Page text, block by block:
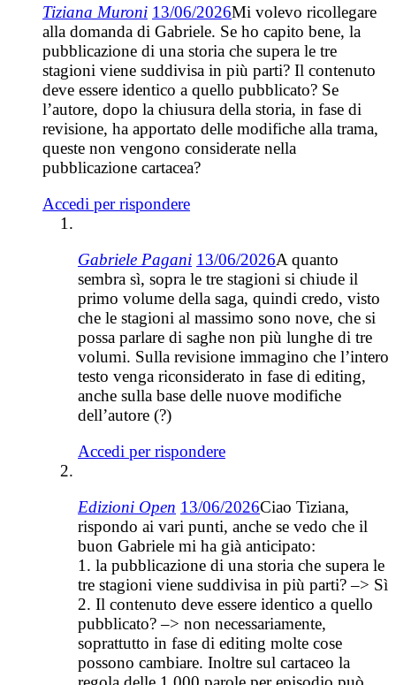
Tiziana Muroni 13/06/2026Mi volevo ricollegare
alla domanda di Gabriele. Se ho capito bene, la
pubblicazione di una storia che supera le tre
stagioni viene suddivisa in più parti? Il contenuto
deve essere identico a quello pubblicato? Se
l’autore, dopo la chiusura della storia, in fase di
revisione, ha apportato delle modifiche alla trama,
queste non vengono considerate nella
pubblicazione cartacea?
Accedi per rispondere
Gabriele Pagani 13/06/2026A quanto
sembra sì, sopra le tre stagioni si chiude il
primo volume della saga, quindi credo, visto
che le stagioni al massimo sono nove, che si
possa parlare di saghe non più lunghe di tre
volumi. Sulla revisione immagino che l’intero
testo venga riconsiderato in fase di editing,
anche sulla base delle nuove modifiche
dell’autore (?)
Accedi per rispondere
Edizioni Open 13/06/2026Ciao Tiziana,
rispondo ai vari punti, anche se vedo che il
buon Gabriele mi ha già anticipato:
1. la pubblicazione di una storia che supera le
tre stagioni viene suddivisa in più parti? –> Sì
2. Il contenuto deve essere identico a quello
pubblicato? –> non necessariamente,
soprattutto in fase di editing molte cose
possono cambiare. Inoltre sul cartaceo la